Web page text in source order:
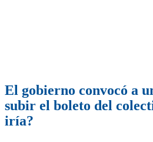
El gobierno convocó a
subir el boleto del
iría?